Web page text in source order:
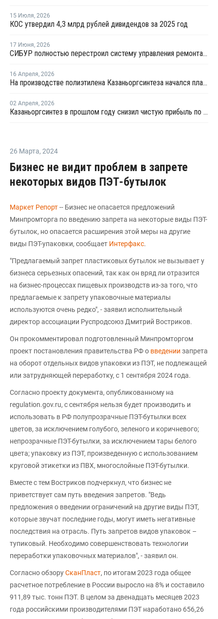
15 Июля, 2026
КОС утвердил 4,3 млрд рублей дивидендов за 2025 год
17 Июня, 2026
СИБУР полностью перестроил систему управления ремонтами на КОСе
16 Апреля, 2026
На производстве полиэтилена Казаньоргсинтеза начался плановый ремонт
02 Апреля, 2026
Казаньоргсинтез в прошлом году снизил чистую прибыль по РСБУ в 1,7 раза
26 Марта, 2024
Бизнес не видит проблем в запрете
некоторых видов ПЭТ-бутылок
Маркет Репорт-- Бизнес не опасается предложений
Минпромторга по введению запрета на некоторые виды ПЭТ-
бутылок, но опасается расширения этой меры на другие
виды ПЭТ-упаковки, сообщает Интерфакс.
"Предлагаемый запрет пластиковых бутылок не вызывает у
бизнеса серьезных опасений, так как он вряд ли отразится
на бизнес-процессах пищевых производств из-за того, что
предлагаемые к запрету упаковочные материалы
используются очень редко", - заявил исполнительный
директор ассоциации Руспродсоюз Дмитрий Востриков.
Он прокомментировал подготовленный Минпромторгом
проект постановления правительства РФ о введении запрета
на оборот отдельных видов упаковки из ПЭТ, не подлежащей
или затрудняющей переработку, с 1 сентября 2024 года.
Согласно проекту документа, опубликованному на
regulation.gov.ru, с сентября нельзя будет производить и
использовать в РФ полупрозрачные ПЭТ-бутылки всех
цветов, за исключением голубого, зеленого и коричневого;
непрозрачные ПЭТ-бутылки, за исключением тары белого
цвета; упаковку из ПЭТ, произведенную с использованием
круговой этикетки из ПВХ, многослойные ПЭТ-бутылки.
Вместе с тем Востриков подчеркнул, что бизнес не
приветствует сам путь введения запретов. "Ведь
предложения о введении ограничений на другие виды ПЭТ,
которые звучат последние годы, могут иметь негативные
последствия на отрасль. Путь запретов видов упаковок –
тупиковый. Необходимо совершенствовать технологии
переработки упаковочных материалов", - заявил он.
Согласно обзоруСканПласт, по итогам 2023 года общее
расчетное потребление в России выросло на 8% и составило
911,89 тыс. тонн ПЭТ. В целом за двенадцать месяцев 2023
года российскими производителями ПЭТ наработано 656,26